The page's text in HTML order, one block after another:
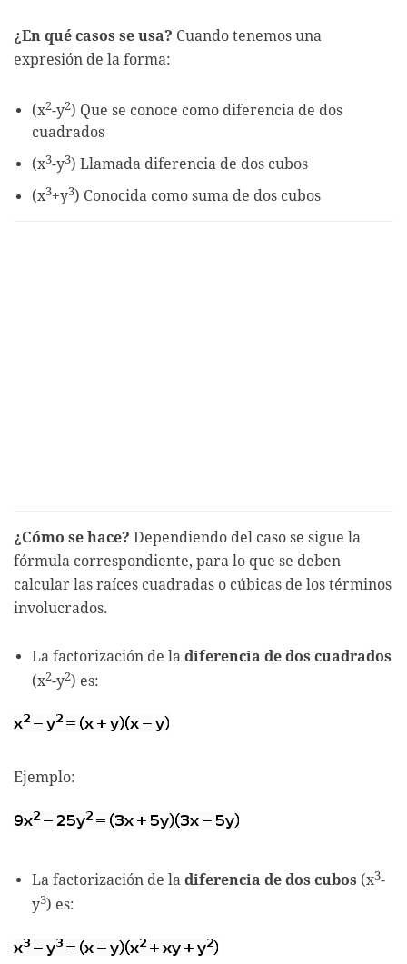
¿En qué casos se usa? Cuando tenemos una
expresión de la forma:
(x2-y2) Que se conoce como diferencia de dos
cuadrados
(x3-y3) Llamada diferencia de dos cubos
(x3+y3) Conocida como suma de dos cubos
¿Cómo se hace? Dependiendo del caso se sigue la
fórmula correspondiente, para lo que se deben
calcular las raíces cuadradas o cúbicas de los términos
involucrados.
La factorización de la diferencia de dos cuadrados
(x2-y2) es:
Ejemplo:
La factorización de la diferencia de dos cubos (x3-
y3) es: